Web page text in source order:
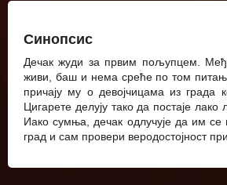
Синопсис
Дечак жуди за првим пољупцем.
живи, баш и нема среће по том
причају му о девојчицама из града
Цигарете делују тако да постаје
Иако сумња, дечак одлучује да им се
град и сам провери веродостојност